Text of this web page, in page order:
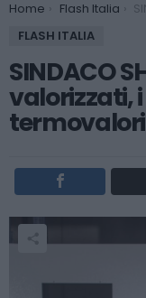
You are here:
Home Flash Italia
FLASH ITALIA
SINDACO
valorizzati,